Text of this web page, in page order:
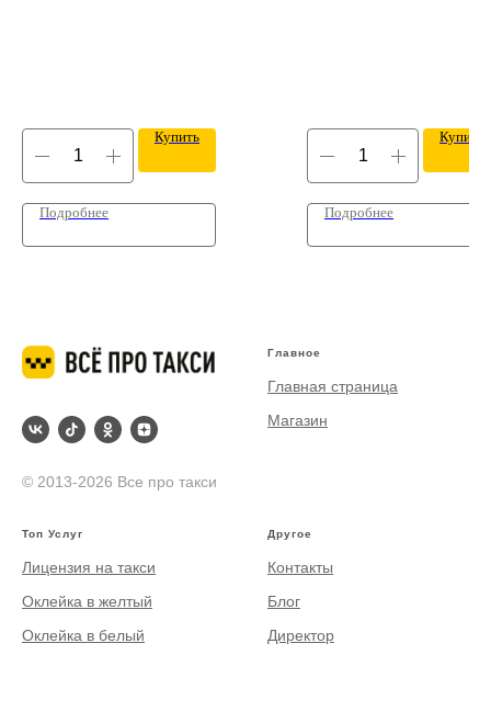
Купить
Подробнее
Купить
Подробнее
© 2013-2026 Все про такси
Главное
Главная страница
Магазин
Топ Услуг
Лицензия на такси
Оклейка в желтый
Оклейка в белый
Другое
Контакты
Блог
Директор